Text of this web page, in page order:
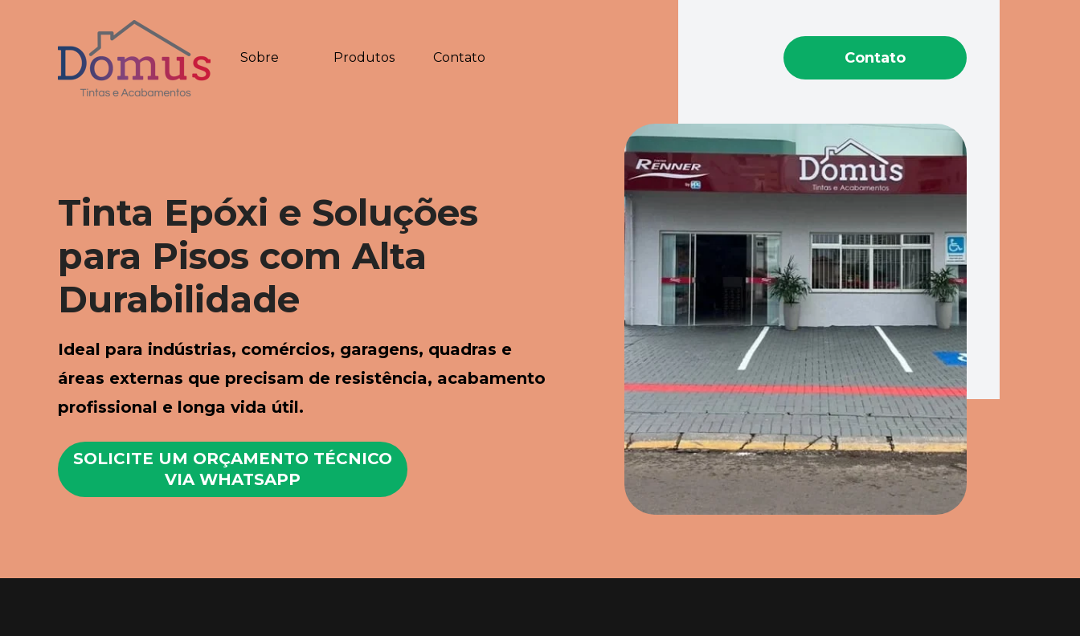
Contato
Sobre Produtos Contato
Tinta Epóxi e Soluções
para Pisos com Alta
Durabilidade
Ideal para indústrias, comércios, garagens, quadras e
áreas externas que precisam de resistência, acabamento
profissional e longa vida útil.
SOLICITE UM ORÇAMENTO TÉCNICO
VIA WHATSAPP